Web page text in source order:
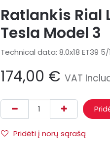
Ratlankis Rial
Tesla Model 3
Technical data: 8.0x18 ET39 5/
174,00 € VAT
Pridėti į norų sąrašą